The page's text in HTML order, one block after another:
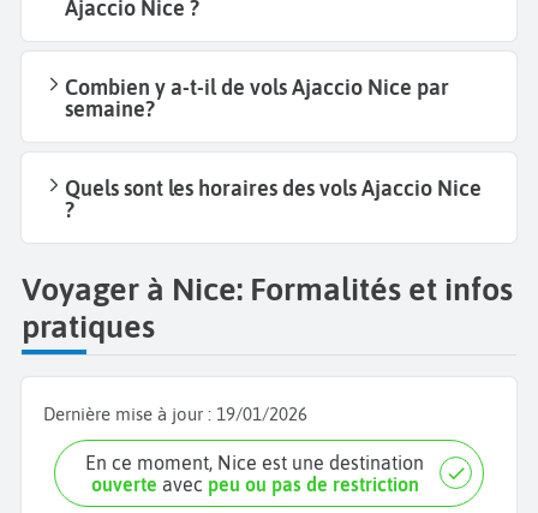
Ajaccio Nice ?
Combien y a-t-il de vols Ajaccio Nice par
semaine?
Quels sont les horaires des vols Ajaccio Nice
?
Voyager à Nice: Formalités et infos
pratiques
Dernière mise à jour : 19/01/2026
En ce moment, Nice est une destination
ouverte avec peu ou pas de restriction